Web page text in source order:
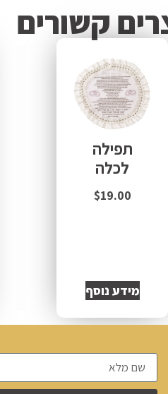
קשורים
תפילה
לכלה
$19.00
מידע נוסף